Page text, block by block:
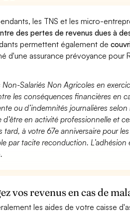
les TNS et les micro-
des pertes de revenus dues à
permettent également de
d'une assurance prévoyance pour
Non-Salariés Non Agricoles en
les conséquences financières en
ou d’indemnités journalières
en activité professionnelle et
à votre 67e anniversaire pour
par tacite reconduction.
vos revenus en cas de
les aides de votre caisse